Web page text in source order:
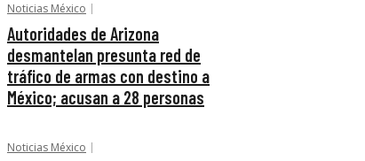
Noticias México
Autoridades de Arizona
desmantelan presunta red de
tráfico de armas con destino a
México; acusan a 28 personas
Noticias México